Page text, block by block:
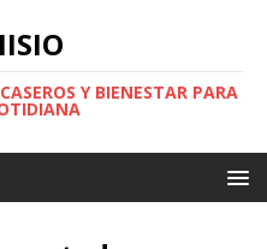
Y BIENESTAR PARA